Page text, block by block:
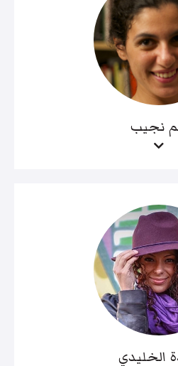
نجيب
الخليدي